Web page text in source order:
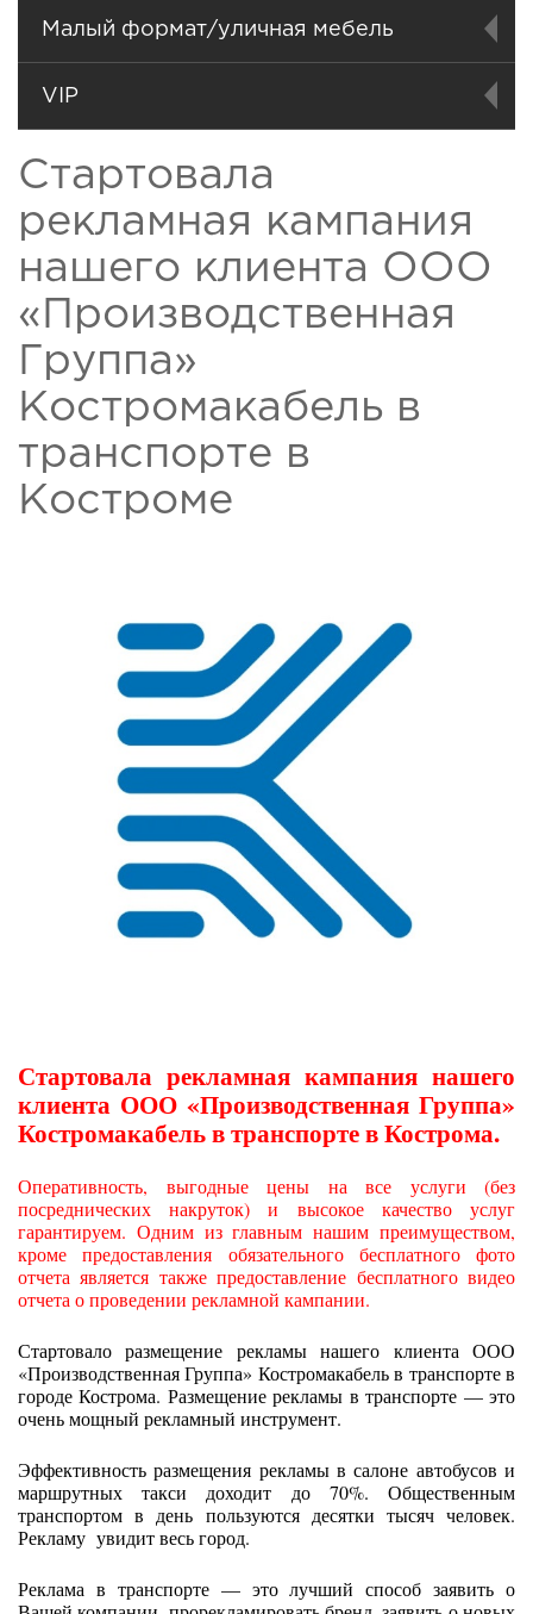
Малый формат/уличная мебель
VIP
Стартовала
рекламная кампания
нашего клиента ООО
«Производственная
Группа»
Костромакабель в
транспорте в
Костроме
Стартовала рекламная кампания нашего
клиента ООО «Производственная Группа»
Костромакабель в транспорте в Кострома.
Оперативность, выгодные цены на все услуги (без
посреднических накруток) и высокое качество услуг
гарантируем. Одним из главным нашим преимуществом,
кроме предоставления обязательного бесплатного фото
отчета является также предоставление бесплатного видео
отчета о проведении рекламной кампании.
Стартовало размещение рекламы нашего клиента ООО
«Производственная Группа» Костромакабель в транспорте в
городе Кострома. Размещение рекламы в транспорте — это
очень мощный рекламный инструмент.
Эффективность размещения рекламы в салоне автобусов и
маршрутных такси доходит до 70%. Общественным
транспортом в день пользуются десятки тысяч человек.
Рекламу увидит весь город.
Реклама в транспорте — это лучший способ заявить о